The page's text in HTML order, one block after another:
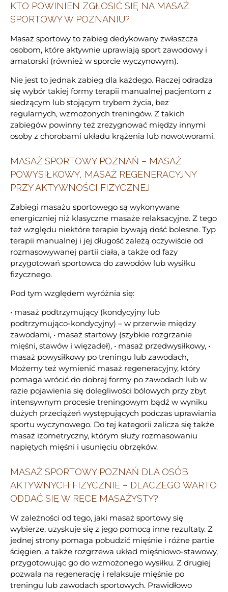
KTO POWINIEN ZGŁOSIĆ SIĘ NA MASAŻ
SPORTOWY W POZNANIU?
Masaż sportowy to zabieg dedykowany zwłaszcza
osobom, które aktywnie uprawiają sport zawodowy i
amatorski (również w sporcie wyczynowym).
Nie jest to jednak zabieg dla każdego. Raczej odradza
się wybór takiej formy terapii manualnej pacjentom z
siedzącym lub stojącym trybem życia, bez
regularnych, wzmożonych treningów. Z takich
zabiegów powinny też zrezygnować między innymi
osoby z chorobami układu krążenia lub nowotworami.
MASAŻ SPORTOWY POZNAŃ – MASAŻ
POWYSIŁKOWY, MASAŻ REGENERACYJNY
PRZY AKTYWNOŚCI FIZYCZNEJ
Zabiegi masażu sportowego są wykonywane
energiczniej niż klasyczne masaże relaksacyjne. Z tego
też względu niektóre terapie bywają dość bolesne. Typ
terapii manualnej i jej długość zależą oczywiście od
rozmasowywanej partii ciała, a także od fazy
przygotowań sportowca do zawodów lub wysiłku
fizycznego.
Pod tym względem wyróżnia się:
• masaż podtrzymujący (kondycyjny lub
podtrzymująco-kondycyjny) – w przerwie między
zawodami, • masaż startowy (szybkie rozgrzanie
mięśni, stawów i więzadeł), • masaż przedwysiłkowy, •
masaż powysiłkowy po treningu lub zawodach,
Możemy też wymienić masaż regeneracyjny, który
pomaga wrócić do dobrej formy po zawodach lub w
razie pojawienia się dolegliwości bólowych przy zbyt
intensywnym procesie treningowym bądź w wyniku
dużych przeciążeń występujących podczas uprawiania
sportu wyczynowego. Do tej kategorii zalicza się także
masaż izometryczny, którym służy rozmasowaniu
napiętych mięśni i usunięciu obrzęków.
MASAŻ SPORTOWY POZNAŃ DLA OSÓB
AKTYWNYCH FIZYCZNIE – DLACZEGO WARTO
ODDAĆ SIĘ W RĘCE MASAŻYSTY?
W zależności od tego, jaki masaż sportowy się
wybierze, uzyskuje się z jego pomocą inne rezultaty. Z
jednej strony pomaga pobudzić mięśnie i różne partie
ścięgien, a także rozgrzewa układ mięśniowo-stawowy,
przygotowując go do wzmożonego wysiłku. Z drugiej
pozwala na regenerację i relaksuje mięśnie po
treningu lub zawodach sportowych. Prawidłowo